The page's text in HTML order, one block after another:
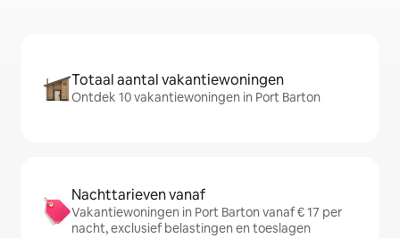
Totaal aantal vakantiewoningen
Ontdek 10 vakantiewoningen in Port Barton
Nachttarieven vanaf
Vakantiewoningen in Port Barton vanaf € 17 per
nacht, exclusief belastingen en toeslagen